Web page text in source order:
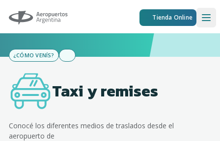
Aeropuertos Argentina Tienda Online
¿CÓMO VENÍS?
Taxi y remises
Conocé los diferentes medios de traslados desde el
aeropuerto de